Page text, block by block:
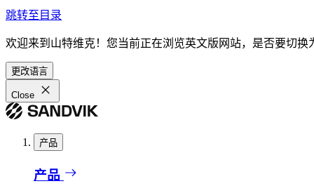
跳转至目录
欢迎来到山特维克！您当前正在浏览英文版网站，是否要切换
更改语言
Close
产品
产品